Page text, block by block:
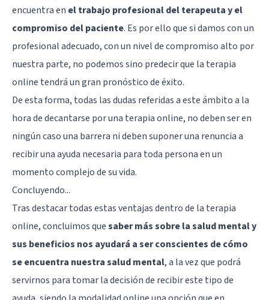
encuentra en el trabajo profesional del terapeuta y el
compromiso del paciente. Es por ello que si damos con un
profesional adecuado, con un nivel de compromiso alto por
nuestra parte, no podemos sino predecir que la terapia
online tendrá un gran pronóstico de éxito.
De esta forma, todas las dudas referidas a este ámbito a la
hora de decantarse por una terapia online, no deben ser en
ningún caso una barrera ni deben suponer una renuncia a
recibir una ayuda necesaria para toda persona en un
momento complejo de su vida.
Concluyendo...
Tras destacar todas estas ventajas dentro de la terapia
online, concluimos quesaber más sobre la salud mental y
sus beneficios nos ayudará a ser conscientes de cómo
se encuentra nuestra salud mental, a la vez que podrá
servirnos para tomar la decisión de recibir este tipo de